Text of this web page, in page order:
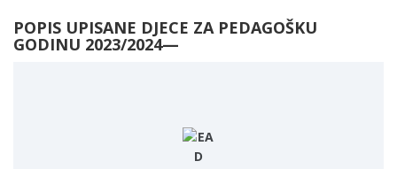
godinu
POPIS UPISANE DJECE ZA PEDAGOŠKU
GODINU 2023/2024—